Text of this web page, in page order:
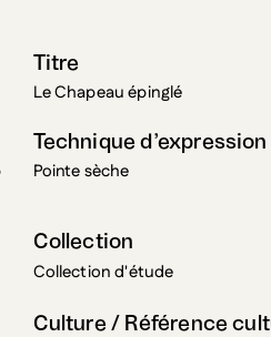
Titre
Le Chapeau épinglé
Technique d’expression
Pointe sèche
Collection
Collection d'étude
Culture / Référence